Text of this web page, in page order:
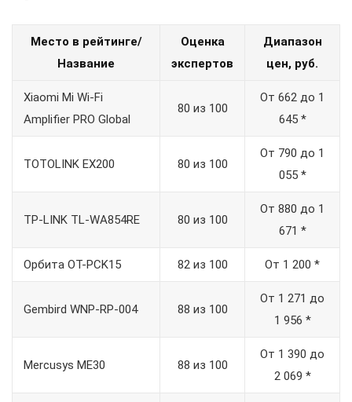
Место в рейтинге/
Название
Оценка
экспертов
Диапазон
цен, руб.
Xiaomi Mi Wi-Fi
Amplifier PRO Global
80 из 100
От 662 до 1
645 *
TOTOLINK EX200 80 из 100
От 790 до 1
055 *
TP-LINK TL-WA854RE 80 из 100
От 880 до 1
671 *
Орбита OT-PCK15 82 из 100 От 1 200 *
Gembird WNP-RP-004 88 из 100
От 1 271 до
1 956 *
Mercusys ME30 88 из 100
От 1 390 до
2 069 *